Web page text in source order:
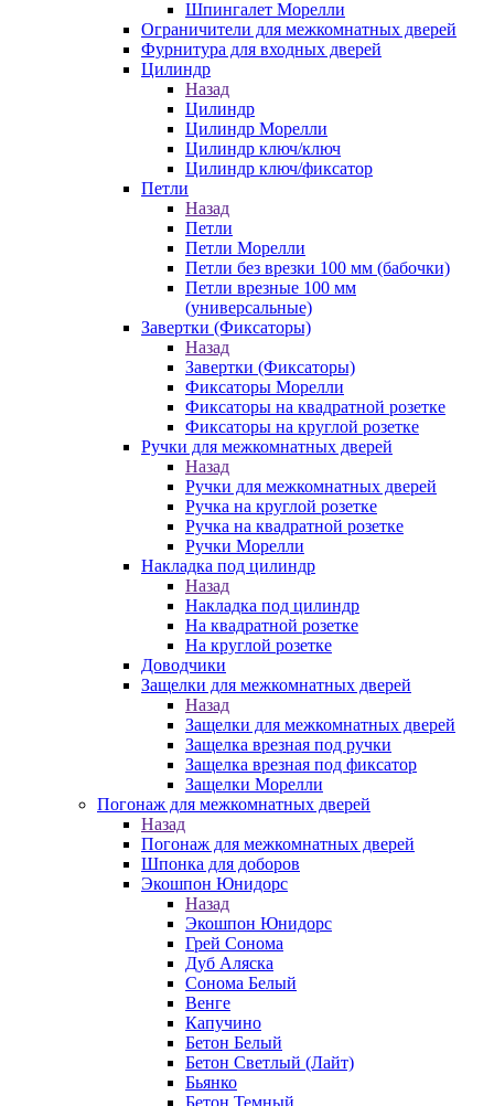
Шпингалет Морелли
Ограничители для межкомнатных дверей
Фурнитура для входных дверей
Цилиндр
Назад
Цилиндр
Цилиндр Морелли
Цилиндр ключ/ключ
Цилиндр ключ/фиксатор
Петли
Назад
Петли
Петли Морелли
Петли без врезки 100 мм (бабочки)
Петли врезные 100 мм
(универсальные)
Завертки (Фиксаторы)
Назад
Завертки (Фиксаторы)
Фиксаторы Морелли
Фиксаторы на квадратной розетке
Фиксаторы на круглой розетке
Ручки для межкомнатных дверей
Назад
Ручки для межкомнатных дверей
Ручка на круглой розетке
Ручка на квадратной розетке
Ручки Морелли
Накладка под цилиндр
Назад
Накладка под цилиндр
На квадратной розетке
На круглой розетке
Доводчики
Защелки для межкомнатных дверей
Назад
Защелки для межкомнатных дверей
Защелка врезная под ручки
Защелка врезная под фиксатор
Защелки Морелли
Погонаж для межкомнатных дверей
Назад
Погонаж для межкомнатных дверей
Шпонка для доборов
Экошпон Юнидорс
Назад
Экошпон Юнидорс
Грей Сонома
Дуб Аляска
Сонома Белый
Венге
Капучино
Бетон Белый
Бетон Светлый (Лайт)
Бьянко
Бетон Темный